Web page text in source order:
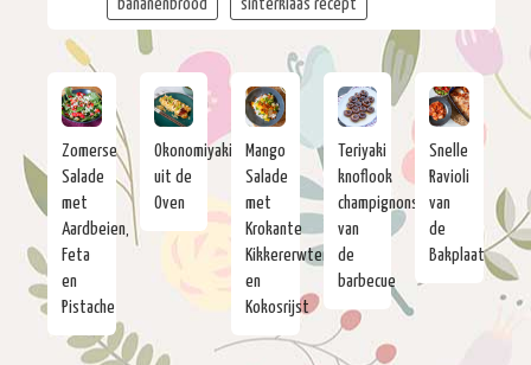
bananenbrood sinterklaas recept
Zomerse
Salade
met
Aardbeien,
Feta
en
Pistache
Okonomiyaki
uit de
Oven
Mango
Salade
met
Krokante
Kikkererwten
en
Kokosrijst
Teriyaki
knoflook
champignons
van
de
barbecue
Snelle
Ravioli
van
de
Bakplaat